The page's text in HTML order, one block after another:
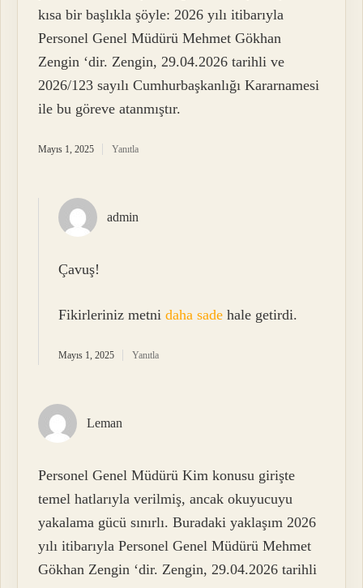
kısa bir başlıkla şöyle: 2026 yılı itibarıyla
Personel Genel Müdürü Mehmet Gökhan
Zengin ‘dir. Zengin, 29.04.2026 tarihli ve
2026/123 sayılı Cumhurbaşkanlığı Kararnamesi
ile bu göreve atanmıştır.
Mayıs 1, 2025 Yanıtla
admin
Çavuş!
Fikirleriniz metnidaha sade hale getirdi.
Mayıs 1, 2025 Yanıtla
Leman
Personel Genel Müdürü Kim konusu girişte
temel hatlarıyla verilmiş, ancak okuyucuyu
yakalama gücü sınırlı. Buradaki yaklaşım 2026
yılı itibarıyla Personel Genel Müdürü Mehmet
Gökhan Zengin ‘dir. Zengin, 29.04.2026 tarihli